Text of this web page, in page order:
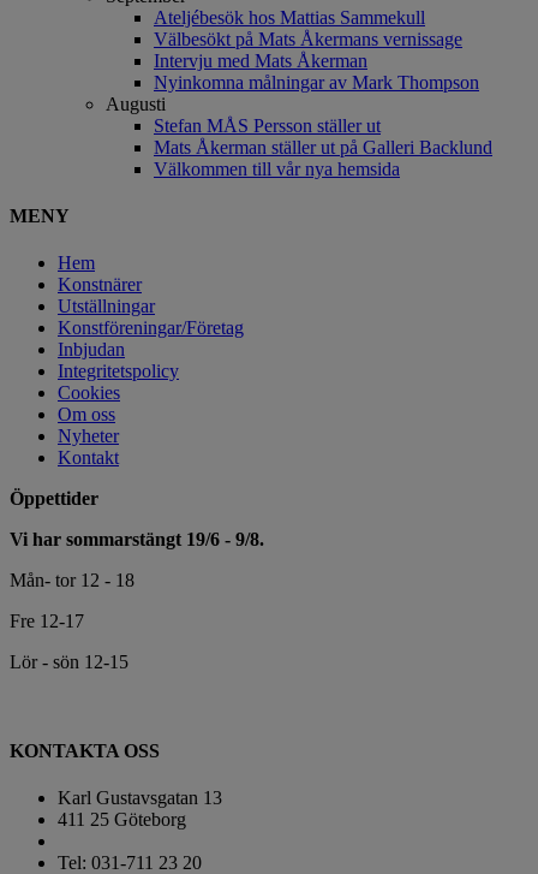
Ateljébesök hos Mattias Sammekull
Välbesökt på Mats Åkermans vernissage
Intervju med Mats Åkerman
Nyinkomna målningar av Mark Thompson
Augusti
Stefan MÅS Persson ställer ut
Mats Åkerman ställer ut på Galleri Backlund
Välkommen till vår nya hemsida
MENY
Hem
Konstnärer
Utställningar
Konstföreningar/Företag
Inbjudan
Integritetspolicy
Cookies
Om oss
Nyheter
Kontakt
Öppettider
Vi har sommarstängt 19/6 - 9/8.
Mån- tor 12 - 18
Fre 12-17
Lör - sön 12-15
KONTAKTA OSS
Karl Gustavsgatan 13
411 25 Göteborg
Tel: 031-711 23 20